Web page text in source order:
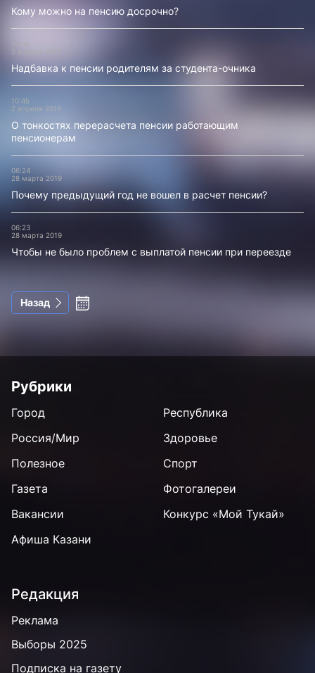
Кому можно на пенсию досрочно?
10:46
2 апреля 2019
Надбавка к пенсии родителям за студента-очника
10:45
2 апреля 2019
О тонкостях перерасчета пенсии работающим
пенсионерам
06:24
28 марта 2019
Почему предыдущий год не вошел в расчет пенсии?
06:23
28 марта 2019
Чтобы не было проблем с выплатой пенсии при переезде
Назад
Рубрики
Город
Республика
Россия/Мир
Здоровье
Полезное
Спорт
Газета
Фотогалереи
Вакансии
Конкурс «Мой Тукай»
Афиша Казани
Редакция
Реклама
Выборы 2025
Подписка на газету